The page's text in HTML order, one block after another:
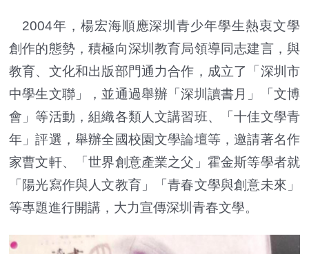
2004年，楊宏海順應深圳青少年學生熱衷文學
創作的態勢，積極向深圳教育局領導同志建言，與
教育、文化和出版部門通力合作，成立了「深圳市
中學生文聯」，並通過舉辦「深圳讀書月」「文博
會」等活動，組織各類人文講習班、「十佳文學青
年」評選，舉辦全國校園文學論壇等，邀請著名作
家曹文軒、「世界創意產業之父」霍金斯等學者就
「陽光寫作與人文教育」「青春文學與創意未來」
等專題進行開講，大力宣傳深圳青春文學。